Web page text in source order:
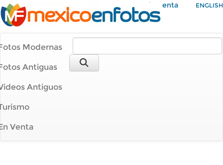
Mi Cuenta ENGLISH
Modernas
Antiguas
Antiguos
Venta